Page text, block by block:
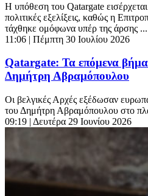
Η υπόθεση του Qatargate εισέρχεται
πολιτικές εξελίξεις, καθώς η
τάχθηκε ομόφωνα υπέρ της άρσης ...
11:06 | Πέμπτη 30 Ιουλίου 2026
Qatargate: Τα επόμενα
Δημήτρη Αβραμόπουλου
Οι βελγικές Αρχές εξέδωσαν
του Δημήτρη Αβραμόπουλου στο
09:19 | Δευτέρα 29 Ιουνίου 2026